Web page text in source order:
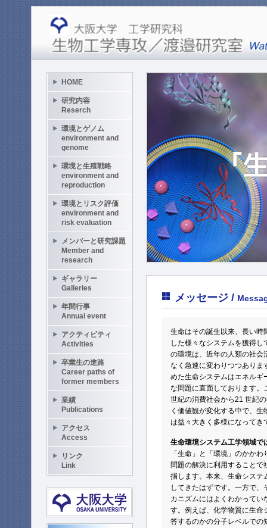
HOME
研究内容
Reserch
環境とゲノム
environment and
genome
環境と生殖戦略
environment and
reproduction
環境とリスク評価
environment and
risk evaluation
メンバーと研究課題
Member and
research
ギャラリー
Galleries
年間行事
Annual event
アクティビティ
Activities
卒業生の進路
Career paths of
former members
業績
Publications
アクセス
Access
リンク
Link
メッセージ /
生命はその誕生以来、長い時
した様々なシステムを獲得し
の環境は、近年の人類の社会
なく急速に変わりつつありま
めた生命システムはエネルギ
な問題に直面しております。
世紀の消費社会から21 世紀
く価値観が変化する中で、
は益々大きく多様になってき
生命環境システム工学領域で
「生命」と「環境」のかか
問題の解決に利用することで
指します。本来、生命システ
してきたはずです。一方で、
カニズムにはよくわかってい
す。例えば、化学物質に生命
答するのかの分子レベルでの